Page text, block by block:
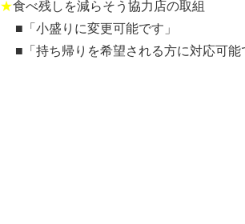
★食べ残しを減らそう協力店の取組
■「小盛りに変更可能です」
■「持ち帰りを希望される方に対応可能